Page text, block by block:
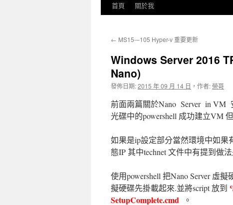
首頁 關於我
← MS15-–105 Hyper-v 重要更新
Windows Server 2016
Nano)
發佈日期:2015 年 09 月 14 日 ， 作者:榮哥
前面兩篇關於Nano Server in VM
光碟中的powershell 成功建立VM
如果是ip設定部分當然環境中如果
態IP 其中technet 文件中有提到做
使用powershell 把Nano Server 虛
擬硬碟先掛載起來.並將script 放到
SetupComplete.cmd 。